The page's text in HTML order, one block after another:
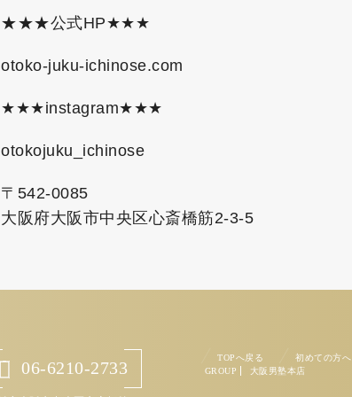
★★★公式HP★★★
otoko-juku-ichinose.com
★★★instagram★★★
otokojuku_ichinose
〒542-0085
大阪府大阪市中央区心斎橋筋2-3-5
06-6210-2733
TOPへ戻る 初めての方へ
GROUP
大阪男塾本店